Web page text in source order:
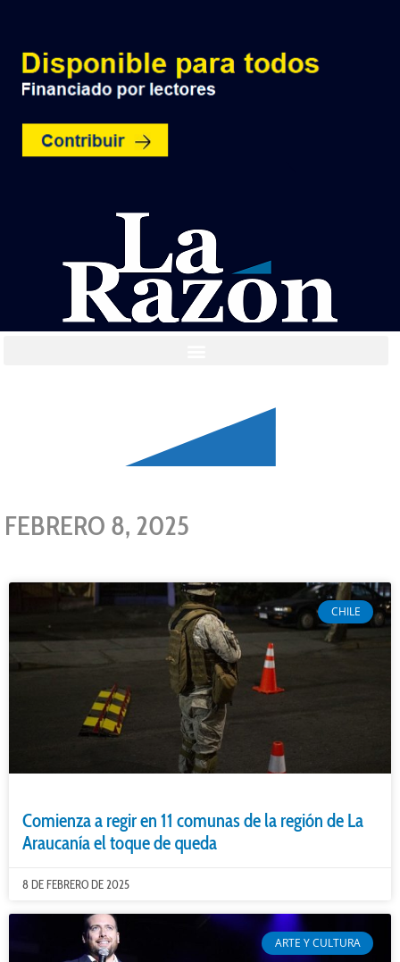
FEBRERO 8, 2025
CHILE
Comienza a regir en 11 comunas de la región de La
Araucanía el toque de queda
8 DE FEBRERO DE 2025
ARTE Y CULTURA